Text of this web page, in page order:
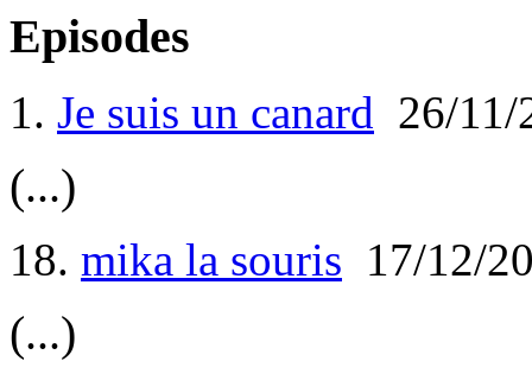
Episodes
1. Je suis un canard 26/11/
(...)
18. mika la souris 17/12/
(...)